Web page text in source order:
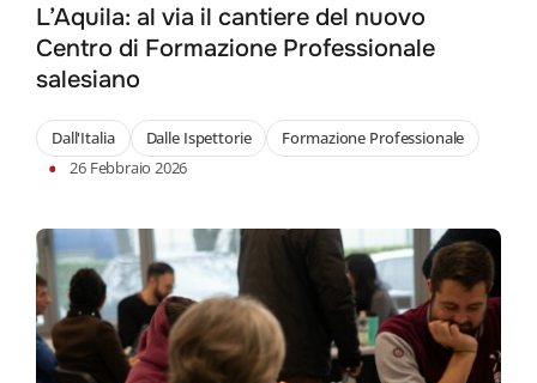
L’Aquila: al via il cantiere del nuovo
Centro di Formazione Professionale
salesiano
Dall'Italia Dalle Ispettorie Formazione Professionale
• 26 Febbraio 2026
Search